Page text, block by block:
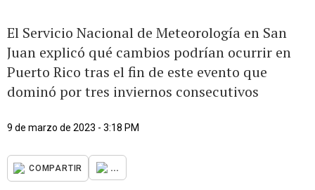
El Servicio Nacional de Meteorología en San
Juan explicó qué cambios podrían ocurrir en
Puerto Rico tras el fin de este evento que
dominó por tres inviernos consecutivos
9 de marzo de 2023 - 3:18 PM
COMPARTIR ...